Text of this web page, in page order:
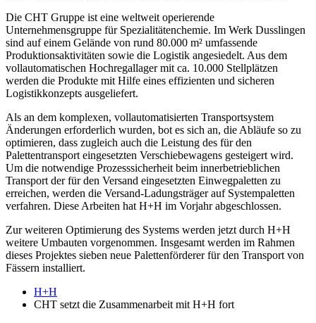
Die CHT Gruppe ist eine weltweit operierende
Unternehmensgruppe für Spezialitätenchemie. Im Werk Dusslingen
sind auf einem Gelände von rund 80.000 m² umfassende
Produktionsaktivitäten sowie die Logistik angesiedelt. Aus dem
vollautomatischen Hochregallager mit ca. 10.000 Stellplätzen
werden die Produkte mit Hilfe eines effizienten und sicheren
Logistikkonzepts ausgeliefert.
Als an dem komplexen, vollautomatisierten Transportsystem
Änderungen erforderlich wurden, bot es sich an, die Abläufe so zu
optimieren, dass zugleich auch die Leistung des für den
Palettentransport eingesetzten Verschiebewagens gesteigert wird.
Um die notwendige Prozesssicherheit beim innerbetrieblichen
Transport der für den Versand eingesetzten Einwegpaletten zu
erreichen, werden die Versand-Ladungsträger auf Systempaletten
verfahren. Diese Arbeiten hat H+H im Vorjahr abgeschlossen.
Zur weiteren Optimierung des Systems werden jetzt durch H+H
weitere Umbauten vorgenommen. Insgesamt werden im Rahmen
dieses Projektes sieben neue Palettenförderer für den Transport von
Fässern installiert.
H+H
CHT setzt die Zusammenarbeit mit H+H fort